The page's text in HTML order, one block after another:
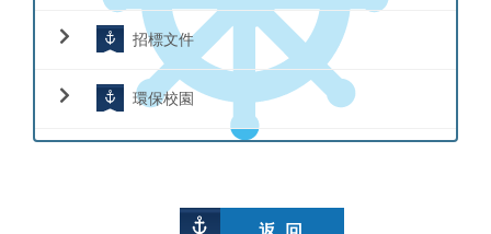
招標文件
環保校園